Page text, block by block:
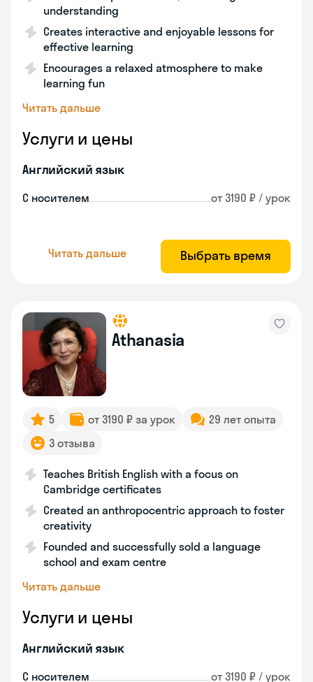
understanding
Creates interactive and enjoyable lessons for
effective learning
Encourages a relaxed atmosphere to make
learning fun
Читать дальше
Услуги и цены
Английский язык
С носителем от 3190 ₽ / урок
Читать дальше Выбрать время
Athanasia
5 от 3190 ₽ за урок
29 лет опыта
3 отзыва
Teaches British English with a focus on
Cambridge certificates
Created an anthropocentric approach to foster
creativity
Founded and successfully sold a language
school and exam centre
Читать дальше
Услуги и цены
Английский язык
С носителем от 3190 ₽ / урок